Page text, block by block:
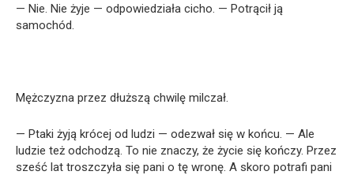
— Nie. Nie żyje — odpowiedziała cicho. — Potrącił ją
samochód.
Mężczyzna przez dłuższą chwilę milczał.
— Ptaki żyją krócej od ludzi — odezwał się w końcu. — Ale
ludzie też odchodzą. To nie znaczy, że życie się kończy. Przez
sześć lat troszczyła się pani o tę wronę. A skoro potrafi pani